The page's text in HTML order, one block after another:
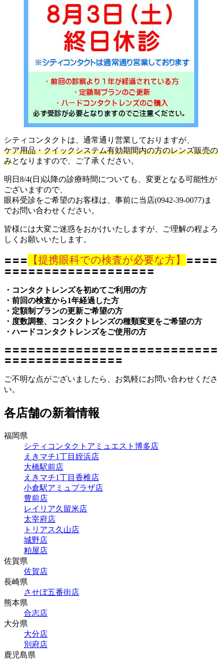
シティコンタクトは、通常通り営業しておりますが、
ケア用品・クイックシステム有効期間内の方のレンズ販売の
みとなりますので、ご了承ください。
明日8/4(日)以降の診療時間についても、変更となる可能性が
ございますので、
眼科受診をご希望のお客様は、事前に当店(0942-39-0077)ま
でお問い合わせください。
皆様には大変ご迷惑をおかけいたしますが、ご理解の程よろ
しくお願いいたします。
〓〓〓 【提携眼科での検査が必要な方】
〓〓〓〓
〓〓〓〓〓〓〓〓〓〓〓〓〓〓〓〓〓〓〓
・コンタクトレンズを初めてご利用の方
・前回の検査から1年経過した方
・定額制プランの更新ご希望の方
・度数調整、コンタクトレンズの種類変更をご希望の方
・ハードコンタクトレンズをご使用の方
〓〓〓〓〓〓〓〓〓〓〓〓〓〓〓〓〓〓〓〓〓〓〓〓〓〓〓
〓〓〓〓〓〓〓〓〓〓〓〓〓〓〓
ご不明な点がございましたら、お気軽にお問い合わせくださ
い。
各店舗の新着情報
福岡県
シティコンタクトアミュエスト博多店
えきマチ1丁目姪浜店
大橋駅前店
えきマチ1丁目香椎店
小倉駅アミュプラザ店
豊前店
レイリア久留米店
太宰府店
トリアス久山店
城野店
粕屋店
佐賀県
佐賀店
長崎県
させぼ五番街店
熊本県
合志店
大分県
大分店
別府店
鹿児島県